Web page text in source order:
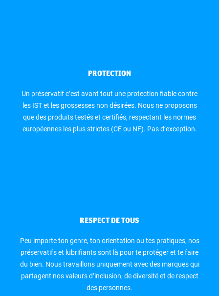
PROTECTION
Un préservatif c’est avant tout une protection fiable contre
les IST et les grossesses non désirées. Nous ne proposons
que des produits testés et certifiés, respectant les normes
européennes les plus strictes (CE ou NF). Pas d’exception.
RESPECT DE TOUS
Peu importe ton genre, ton orientation ou tes pratiques, nos
préservatifs et lubrifiants sont là pour te protéger et te faire
du bien. Nous travaillons uniquement avec des marques qui
partagent nos valeurs d’inclusion, de diversité et de respect
des personnes.